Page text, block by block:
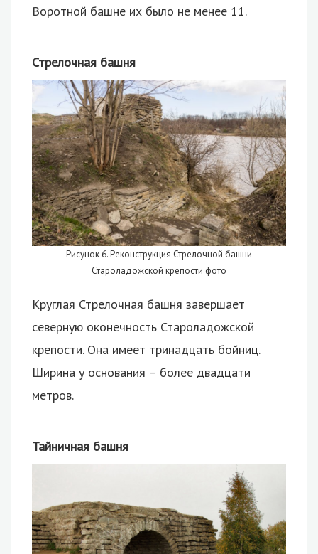
Воротной башне их было не менее 11.
Стрелочная башня
Рисунок 6. Реконструкция Стрелочной башни
Староладожской крепости фото
Круглая Стрелочная башня завершает
северную оконечность Староладожской
крепости. Она имеет тринадцать бойниц.
Ширина у основания – более двадцати
метров.
Тайничная башня